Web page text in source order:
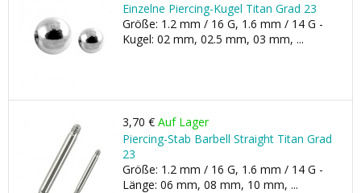
Einzelne Piercing-Kugel Titan Grad 23
Größe: 1.2 mm / 16 G, 1.6 mm / 14 G -
Kugel: 02 mm, 02.5 mm, 03 mm, ...
3,70 € Auf Lager
Piercing-Stab Barbell Straight Titan Grad
23
Größe: 1.2 mm / 16 G, 1.6 mm / 14 G -
Länge: 06 mm, 08 mm, 10 mm, ...